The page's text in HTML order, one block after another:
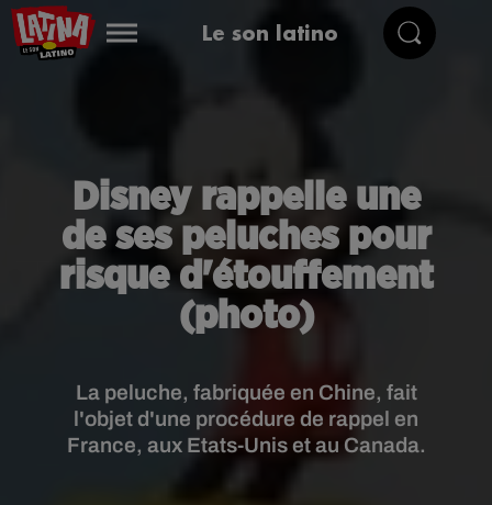
Le son latino
Disney rappelle une
de ses peluches pour
risque d'étouffement
(photo)
La peluche, fabriquée en Chine, fait
l'objet d'une procédure de rappel en
France, aux Etats-Unis et au Canada.